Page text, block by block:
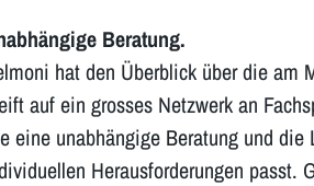
Beratung.
hat den Überblick über die am
auf ein grosses Netzwerk an
eine unabhängige Beratung und die
Herausforderungen passt.